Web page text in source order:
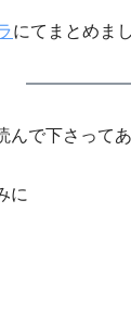
にてまとめま
んで下さって
に